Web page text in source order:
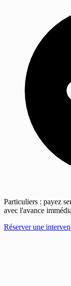
Particuliers : payez
avec l'avance
Réserver une